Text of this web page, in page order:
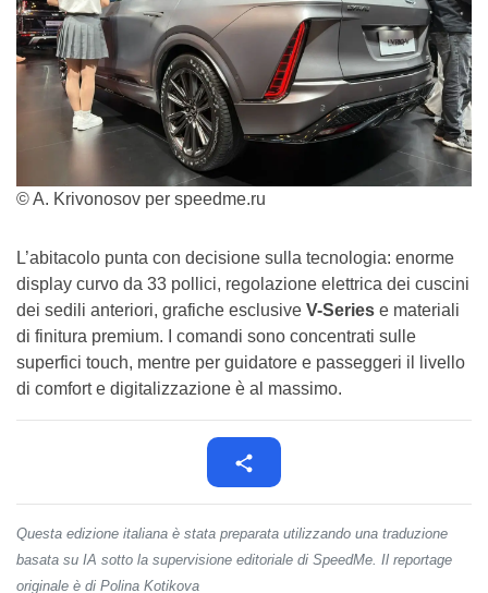
© A. Krivonosov per speedme.ru
L’abitacolo punta con decisione sulla tecnologia: enorme
display curvo da 33 pollici, regolazione elettrica dei cuscini
dei sedili anteriori, grafiche esclusive V-Series e materiali
di finitura premium. I comandi sono concentrati sulle
superfici touch, mentre per guidatore e passeggeri il livello
di comfort e digitalizzazione è al massimo.
Questa edizione italiana è stata preparata utilizzando una traduzione
basata su IA sotto la supervisione editoriale di SpeedMe. Il reportage
originale è di Polina Kotikova